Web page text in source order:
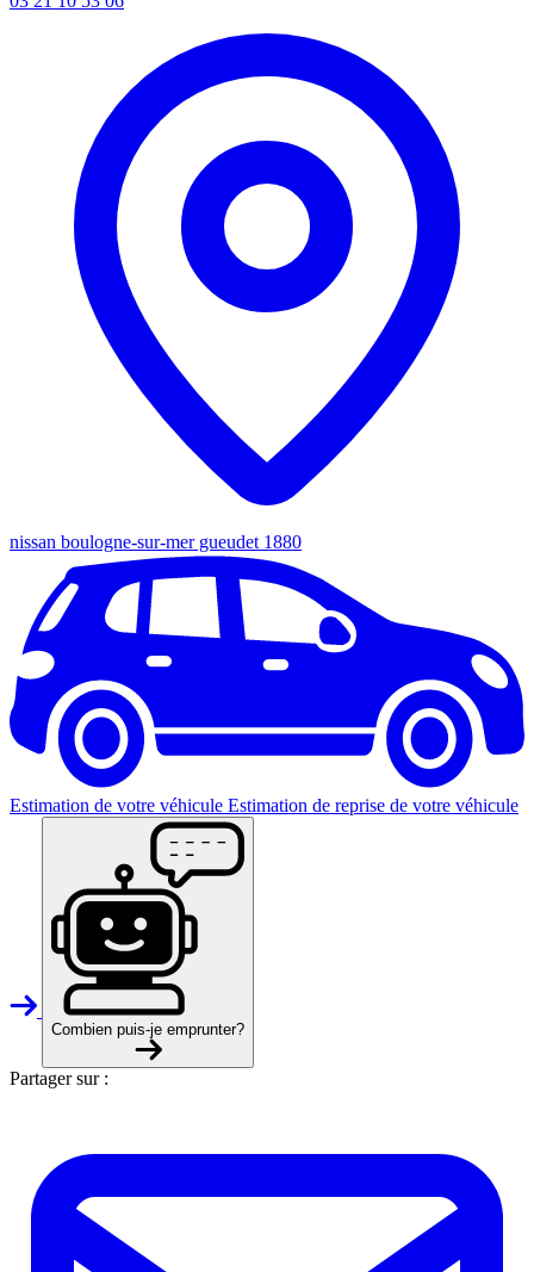
nissan boulogne-sur-mer gueudet 1880
Estimation de votre véhicule Estimation de reprise de votre véhicule
Combien puis-je emprunter?
Partager sur :